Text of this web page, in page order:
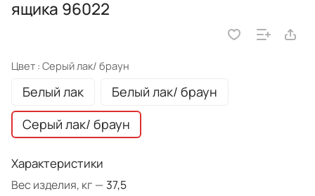
ящика 96022
Цвет : Серый лак/ браун
Белый лак
Белый лак/ браун
Серый лак/ браун
Характеристики
Вес изделия, кг — 37,5